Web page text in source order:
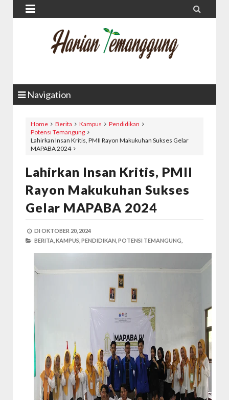
 
Navigation
Home Berita Kampus
Pendidikan
Potensi Temangung
Lahirkan Insan Kritis, PMII Rayon Makukuhan Sukses Gelar
MAPABA 2024
Lahirkan Insan Kritis, PMII
Rayon Makukuhan Sukses
Gelar MAPABA 2024
DI OKTOBER 20, 2024
BERITA, KAMPUS, PENDIDIKAN, POTENSI TEMANGUNG,